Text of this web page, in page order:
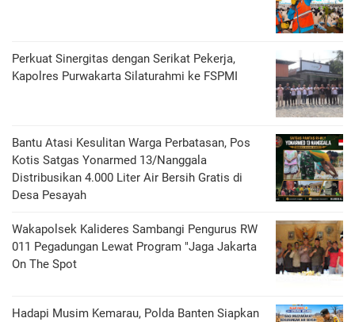
Perkuat Sinergitas dengan Serikat Pekerja,
Kapolres Purwakarta Silaturahmi ke FSPMI
Bantu Atasi Kesulitan Warga Perbatasan, Pos
Kotis Satgas Yonarmed 13/Nanggala
Distribusikan 4.000 Liter Air Bersih Gratis di
Desa Pesayah
Wakapolsek Kalideres Sambangi Pengurus RW
011 Pegadungan Lewat Program "Jaga Jakarta
On The Spot
Hadapi Musim Kemarau, Polda Banten Siapkan